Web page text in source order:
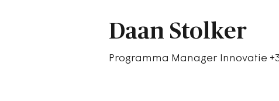
Daan Stolker
Programma Manager Innovatie